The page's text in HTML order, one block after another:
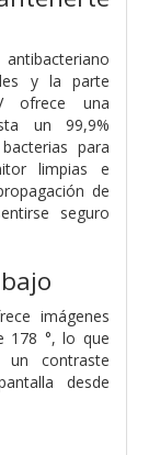
y la parte
ofrece una
un 99,9%
para
limpias e
de
seguro
imágenes
178 °, lo que
contraste
desde